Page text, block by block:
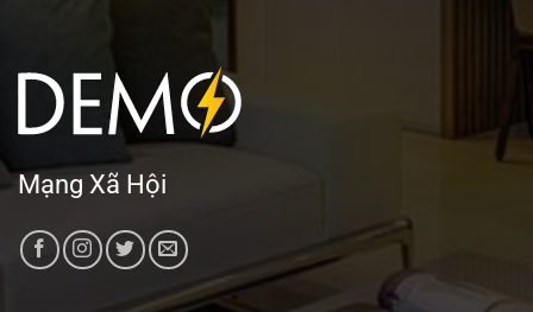
Mạng Xã Hội